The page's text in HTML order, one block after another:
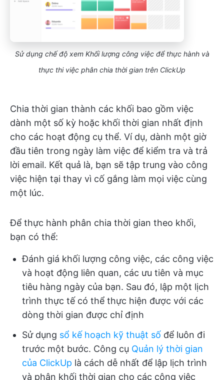
Sử dụng chế độ xem Khối lượng công việc để thực hành và
thực thi việc phân chia thời gian trên ClickUp
Chia thời gian thành các khối bao gồm việc
dành một số kỳ hoặc khối thời gian nhất định
cho các hoạt động cụ thể. Ví dụ, dành một giờ
đầu tiên trong ngày làm việc để kiểm tra và trả
lời email. Kết quả là, bạn sẽ tập trung vào công
việc hiện tại thay vì cố gắng làm mọi việc cùng
một lúc.
Để thực hành phân chia thời gian theo khối,
bạn có thể:
Đánh giá khối lượng công việc, các công việc
và hoạt động liên quan, các ưu tiên và mục
tiêu hàng ngày của bạn. Sau đó, lập một lịch
trình thực tế có thể thực hiện được với các
dòng thời gian được chỉ định
Sử dụng sổ kế hoạch kỹ thuật số để luôn đi
trước một bước. Công cụ Quản lý thời gian
của ClickUp là cách dễ nhất để lập lịch trình
và phân khối thời gian cho các công việc